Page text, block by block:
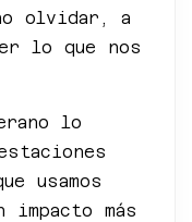
olvidar, a
lo que nos
lo
usamos
impacto más